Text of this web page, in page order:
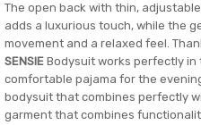
The open back with thin,
adds a luxurious touch, while the
movement and a relaxed feel.
SENSIE Bodysuit works perfectly in
comfortable pajama for the
bodysuit that combines perfectly
garment that combines